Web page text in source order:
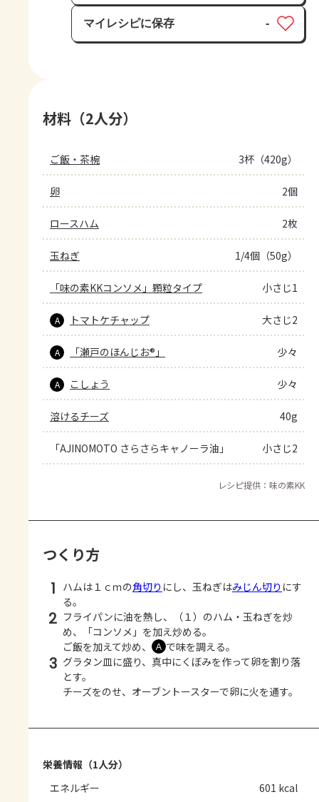
マイレシピに保存
保存済み
-
材料（2人分）
ご飯・茶椀 3杯（420g）
卵 2個
ロースハム 2枚
玉ねぎ 1/4個（50g）
「味の素KKコンソメ」顆粒タイプ 小さじ1
A トマトケチャップ 大さじ2
A 「瀬戸のほんじお®」 少々
A こしょう 少々
溶けるチーズ 40g
「AJINOMOTO さらさらキャノーラ油」 小さじ2
レシピ提供：味の素KK
つくり方
1 ハムは１ｃｍの角切り にし、玉ねぎはみじん切り にす
る。
2 フライパンに油を熱し、（１）のハム・玉ねぎを炒
め、「コンソメ」を加え炒める。
ご飯を加えて炒め、
Ａ で味を調える。
3 グラタン皿に盛り、真中にくぼみを作って卵を割り落
とす。
チーズをのせ、オーブントースターで卵に火を通す。
栄養情報（1人分）
エネルギー
601 kcal